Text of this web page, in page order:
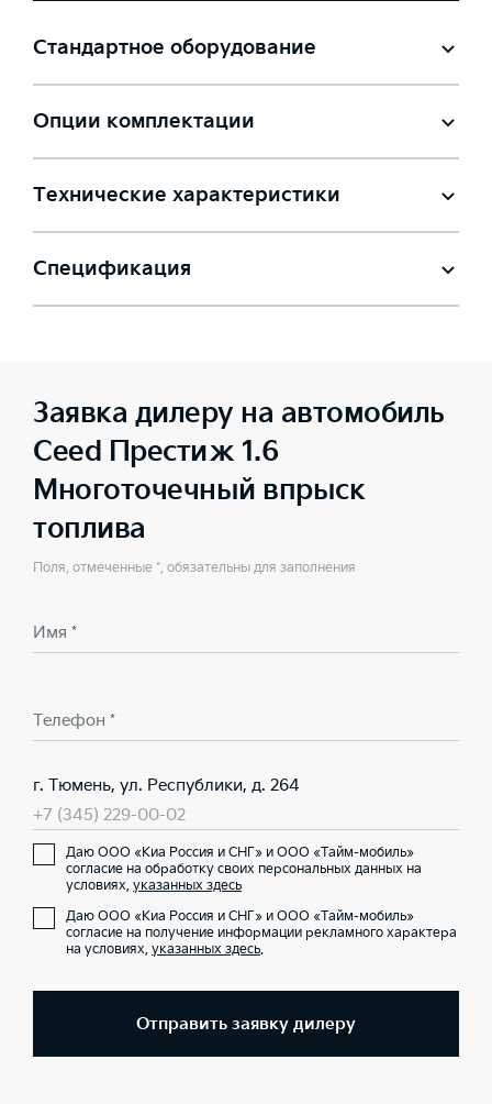
Стандартное оборудование
Опции комплектации
Технические характеристики
Спецификация
Заявка дилеру на автомобиль
Ceed Престиж 1.6
Многоточечный впрыск
топлива
Поля, отмеченные *, обязательны для заполнения
Имя *
Телефон *
г. Тюмень, ул. Республики, д. 264
+7 (345) 229-00-02
Даю ООО «Киа Россия и СНГ» и ООО «Тайм-мобиль»
согласие на обработку своих персональных данных на
условиях, указанных здесь
Даю ООО «Киа Россия и СНГ» и ООО «Тайм-мобиль»
согласие на получение информации рекламного характера
на условиях, указанных здесь.
Отправить заявку дилеру